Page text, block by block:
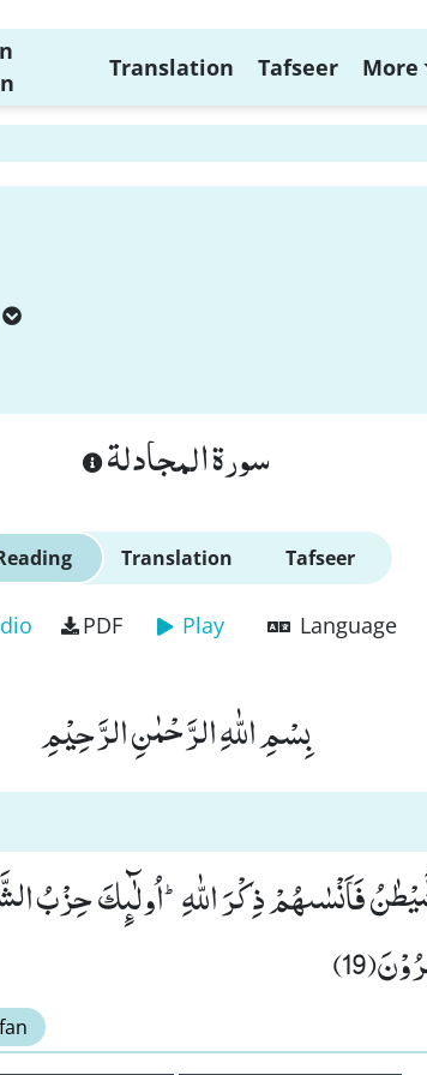
Translation Tafseer More
سورة المجادلة
Translation Tafseer
PDF Play Language
بِسْمِ اللّٰهِ الرَّحْمٰنِ الرَّحِیْمِ
فَاَنْسٰىهُمْ ذِكْرَ اللّٰهِؕ-اُولٰٓىٕكَ حِزْبُ